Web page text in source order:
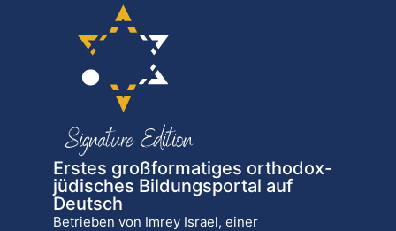
Erstes großformatiges orthodox-
jüdisches Bildungsportal auf
Deutsch
Betrieben von Imrey Israel, einer